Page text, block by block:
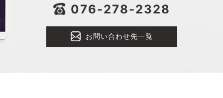
076-278-2328
お問い合わせ先一覧